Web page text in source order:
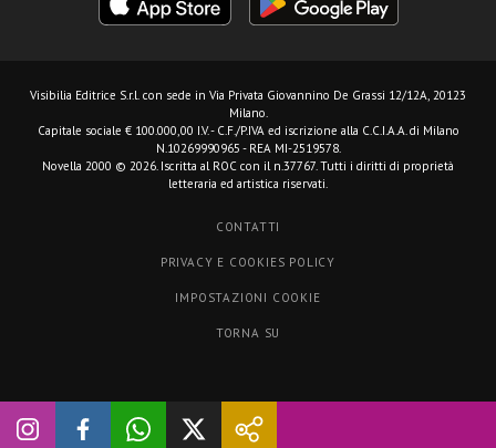
Visibilia Editrice S.r.l. con sede in Via Privata Giovannino De Grassi 12/12A, 20123
Milano.
Capitale sociale € 100.000,00 I.V. - C.F./P.IVA ed iscrizione alla C.C.I.A.A. di Milano
N.10269990965 - REA MI-2519578.
Novella 2000 © 2026. Iscritta al ROC con il n.37767. Tutti i diritti di proprietà
letteraria ed artistica riservati.
CONTATTI
PRIVACY E COOKIES POLICY
IMPOSTAZIONI COOKIE
TORNA SU